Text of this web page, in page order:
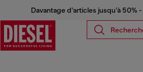
Davantage d’articles jusqu’à 50%